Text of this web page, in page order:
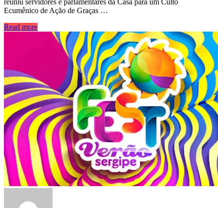
Ecumênico de Ação de Graças …
Read more